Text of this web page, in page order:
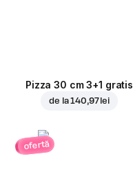
Pizza 30 cm 3+1 gratis
de la140,97 lei
ofertă